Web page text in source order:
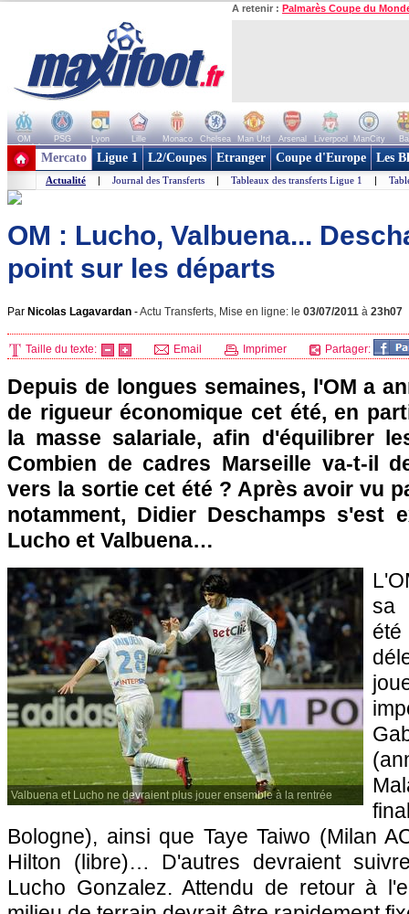
A retenir : Palmarès Coupe du
OM PSG Lyon Lille Monaco Chelsea Man Utd Arsenal Liverpool ManCity
+ de clubs
Mercato Ligue 1 L2/Coupes Etranger Coupe d'Europe Les
Actualité | Journal des Transferts | Tableaux des transferts Ligue 1 |
OM : Lucho, Valbuena...
point sur les départs
Par Nicolas Lagavardan -Actu Transferts, Mise en ligne: le 03/07/2011 à 23h07
Taille du texte: Email Imprimer Partager:
Depuis de longues semaines, l'OM a
de rigueur économique cet été, en
la masse salariale, afin d'équilibrer
Combien de cadres Marseille va-t-il
vers la sortie cet été ? Après avoir vu
notamment, Didier Deschamps s'est
Lucho et Valbuena…
Valbuena et Lucho ne devraient plus jouer ensemble à la rentrée
sa
Bologne), ainsi que Taye Taiwo (Milan
Hilton (libre)… D'autres devraient
Lucho Gonzalez. Attendu de retour à